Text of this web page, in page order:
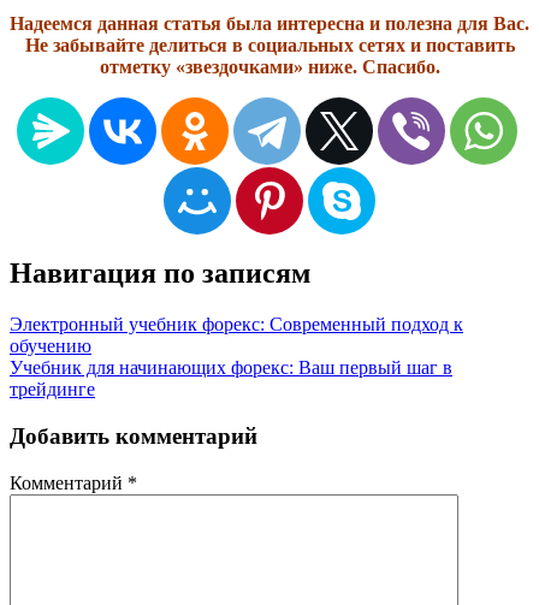
Надеемся данная статья была интересна и полезна для Вас.
Не забывайте делиться в социальных сетях и поставить
отметку «звездочками» ниже. Спасибо.
Навигация по записям
Электронный учебник форекс: Современный подход к
обучению
Учебник для начинающих форекс: Ваш первый шаг в
трейдинге
Добавить комментарий
Комментарий *